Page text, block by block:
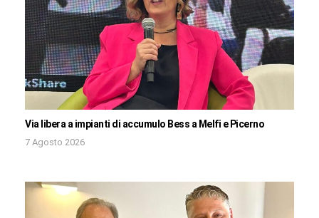
Via libera a impianti di accumulo Bess a Melfi e Picerno
7 Agosto 2026